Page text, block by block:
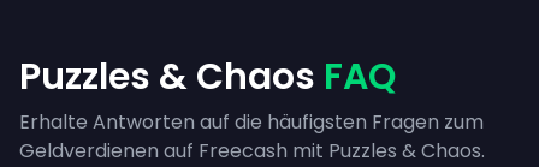
Puzzles & Chaos FAQ
Erhalte Antworten auf die häufigsten Fragen zum
Geldverdienen auf Freecash mit Puzzles & Chaos.